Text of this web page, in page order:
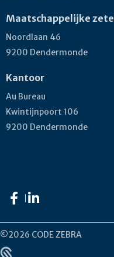
Maatschappelijke zetel
Noordlaan 46
9200 Dendermonde
Kantoor
Au Bureau
Kwintijnpoort 106
9200 Dendermonde
©2026 CODE ZEBRA